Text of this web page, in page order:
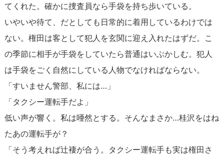
てくれた。確かに捜査員なら手袋を持ち歩いている。
いやいや待て、だとしても日常的に着用しているわけでは
ない。権田は客として犯人を玄関に迎え入れたはずだ。こ
の季節に相手が手袋をしていたら普通はいぶかしむ。犯人
は手袋をごく自然にしている人物でなければならない。
「すいません警部、私には…」
「タクシー運転手だよ」
低い声が響く。私は唖然とする。そんなまさか…桂沢をはね
たあの運転手が？
「そう考えれば辻褄が合う。タクシー運転手も実は権田さ